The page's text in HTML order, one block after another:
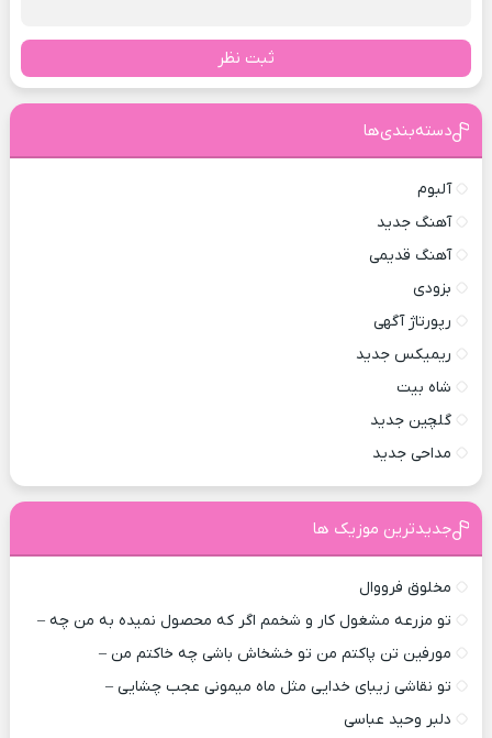
ثبت نظر
دسته‌بندی‌ها
آلبوم
آهنگ جدید
آهنگ قدیمی
بزودی
رپورتاژ آگهی
ریمیکس جدید
شاه بیت
گلچین جدید
مداحی جدید
جدیدترین موزیک ها
مخلوق فرووال
تو مزرعه مشغول کار و شخمم اگر که محصول نمیده به من چه –
مورفین تن پاکتم من تو خشخاش باشی چه خاکتم من –
تو نقاشی زیبای خدایی مثل ماه میمونی عجب چشایی –
دلبر وحید عباسی